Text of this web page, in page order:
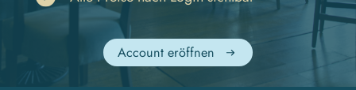
Account eröffnen